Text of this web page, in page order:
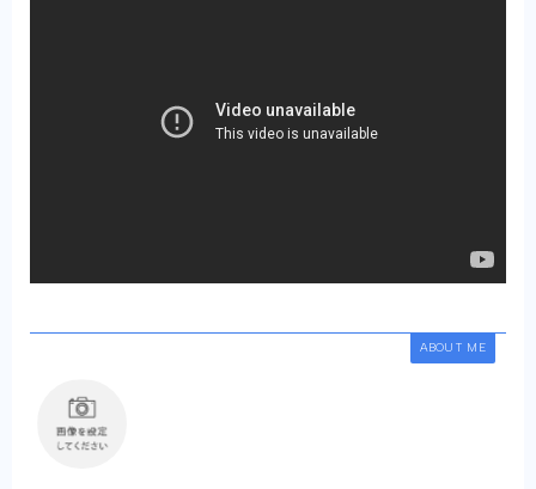
ABOUT ME